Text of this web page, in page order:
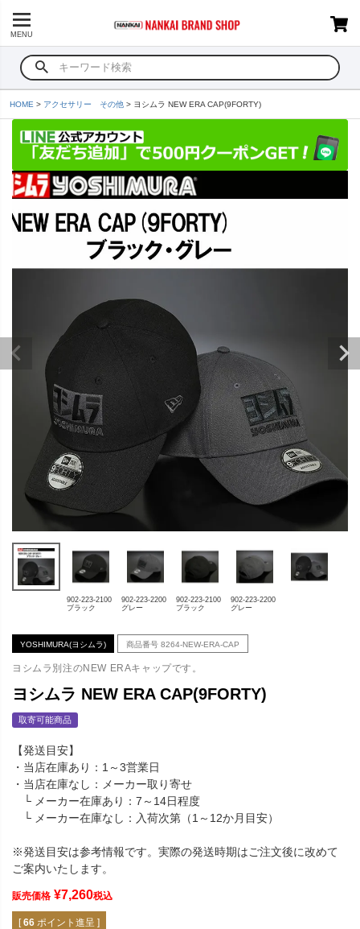
MENU
HOME アクセサリー その他 ヨシムラ NEW ERA CAP(9FORTY)
902-223-2100
ブラック
902-223-2200
グレー
902-223-2100
ブラック
902-223-2200
グレー
YOSHIMURA(ヨシムラ) 商品番号 8264-NEW-ERA-CAP
ヨシムラ別注のNEW ERAキャップです。
ヨシムラ NEW ERA CAP(9FORTY)
取寄可能商品
【発送目安】
・当店在庫あり：1～3営業日
・当店在庫なし：メーカー取り寄せ
└ メーカー在庫あり：7～14日程度
└ メーカー在庫なし：入荷次第（1～12か月目安）
※発送目安は参考情報です。実際の発送時期はご注文後に改めて
ご案内いたします。
販売価格 ¥7,260税込
[ 66 ポイント進呈 ]